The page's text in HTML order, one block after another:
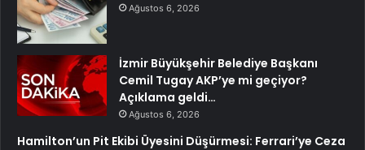
Ağustos 6, 2026
İzmir Büyükşehir Belediye Başkanı
Cemil Tugay AKP’ye mi geçiyor?
Açıklama geldi…
Ağustos 6, 2026
Hamilton’un Pit Ekibi Üyesini Düşürmesi: Ferrari’ye Ceza